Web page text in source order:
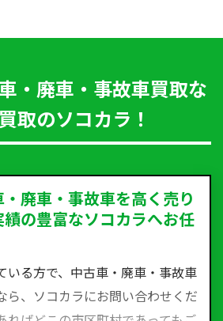
・廃車・事故車買取な
取のソコカラ！
廃車・事故車を高く売り
の豊富なソコカラへお任
いる方で、中古車・廃車・事故車
ら、ソコカラにお問い合わせくだ